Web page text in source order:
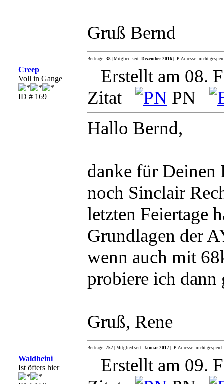
Gruß Bernd
Beiträge: 38| Mitglied seit: Dezember 2016| IP-Adresse: nicht
Creep
Voll in Gange
ID # 169
Erstellt am 08.
Zitat
PN
Hallo Bernd,
danke für Deinen
noch Sinclair
letzten Feiertage
Grundlagen der
wenn auch mit
probiere ich dann
Gruß, Rene
Beiträge: 757| Mitglied seit: Januar 2017| IP-Adresse: nicht
Waldheini
Ist öfters hier
Erstellt am 09.